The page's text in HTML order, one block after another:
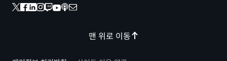
맨 위로 이동